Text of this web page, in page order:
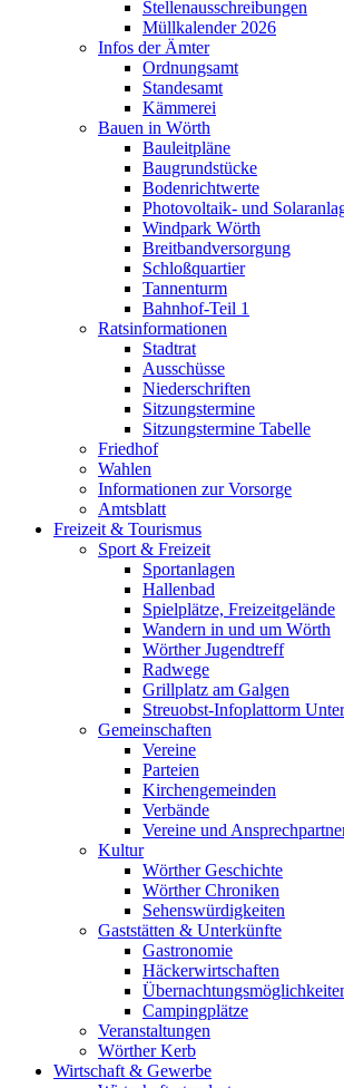
Stellenausschreibungen
Müllkalender 2026
Infos der Ämter
Ordnungsamt
Standesamt
Kämmerei
Bauen in Wörth
Bauleitpläne
Baugrundstücke
Bodenrichtwerte
Photovoltaik- und
Windpark Wörth
Breitbandversorgung
Schloßquartier
Tannenturm
Bahnhof-Teil 1
Ratsinformationen
Stadtrat
Ausschüsse
Niederschriften
Sitzungstermine
Sitzungstermine Tabelle
Friedhof
Wahlen
Informationen zur Vorsorge
Amtsblatt
Freizeit & Tourismus
Sport & Freizeit
Sportanlagen
Hallenbad
Spielplätze, Freizeitgelände
Wandern in und um Wörth
Wörther Jugendtreff
Radwege
Grillplatz am Galgen
Streuobst-Infoplattorm
Gemeinschaften
Vereine
Parteien
Kirchengemeinden
Verbände
Vereine und
Kultur
Wörther Geschichte
Wörther Chroniken
Sehenswürdigkeiten
Gaststätten & Unterkünfte
Gastronomie
Häckerwirtschaften
Campingplätze
Veranstaltungen
Wörther Kerb
Wirtschaft & Gewerbe